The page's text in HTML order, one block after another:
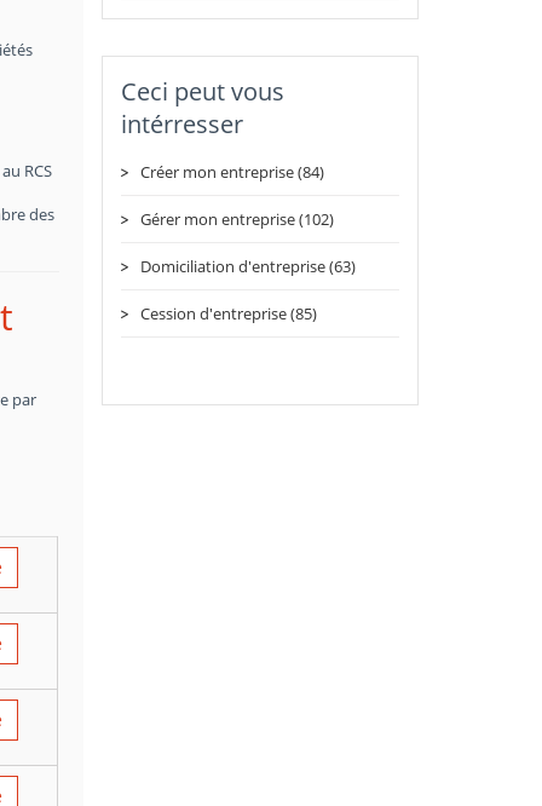
RCS
des
par
Ceci peut vous
intérresser
Créer mon entreprise (84)
Gérer mon entreprise (102)
Domiciliation d'entreprise (63)
Cession d'entreprise (85)